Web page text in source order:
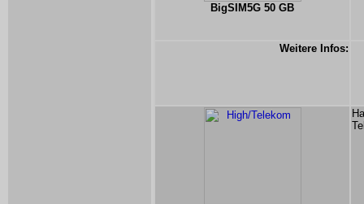
BigSIM5G 50 GB
Weitere Infos: